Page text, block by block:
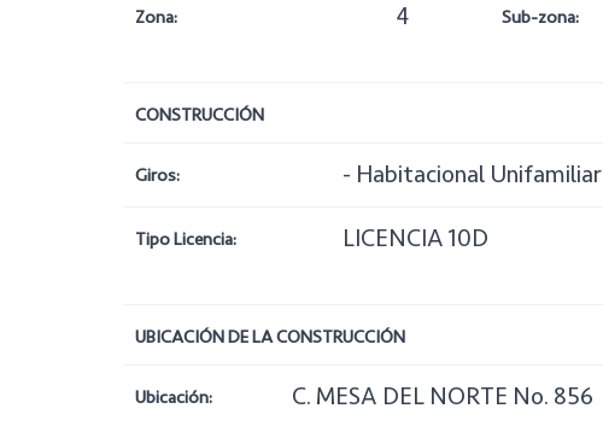
Zona: 4 Sub-zona:
CONSTRUCCIÓN
Giros: - Habitacional Unifamiliar
Tipo Licencia: LICENCIA 10D
UBICACIÓN DE LA CONSTRUCCIÓN
Ubicación: C. MESA DEL NORTE No. 856